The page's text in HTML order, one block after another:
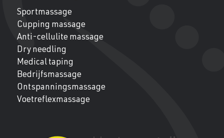
Sportmassage
Cupping massage
Anti-cellulite massage
Dry needling
Medical taping
Bedrijfsmassage
Ontspanningsmassage
Voetreflexmassage